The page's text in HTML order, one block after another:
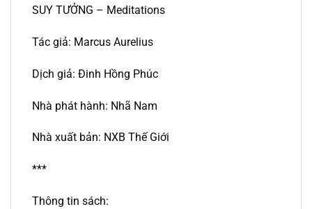
SUY TƯỞNG – Meditations
Tác giả: Marcus Aurelius
Dịch giả: Đinh Hồng Phúc
Nhà phát hành: Nhã Nam
Nhà xuất bản: NXB Thế Giới
***
Thông tin sách: